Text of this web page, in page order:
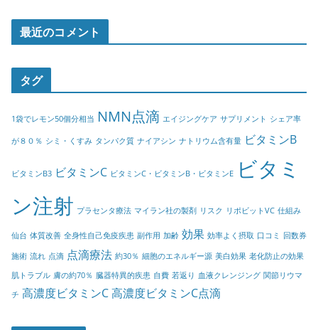
最近のコメント
タグ
1袋でレモン50個分相当 NMN点滴 エイジングケア サプリメント シェア率
が８０％ シミ・くすみ タンパク質 ナイアシン ナトリウム含有量 ビタミンB
ビタミンB3 ビタミンC ビタミンC・ビタミンB・ビタミンE
ビタミ
ン注射 プラセンタ療法 マイラン社の製剤 リスク リポビットVC 仕組み
仙台 体質改善 全身性自己免疫疾患 副作用 加齢 効果 効率よく摂取 口コミ 回数券
施術 流れ 点滴 点滴療法 約30％ 細胞のエネルギー源 美白効果 老化防止の効果
肌トラブル 膚の約70％ 臓器特異的疾患 自費 若返り 血液クレンジング 関節リウマ
チ 高濃度ビタミンC高濃度ビタミンC点滴